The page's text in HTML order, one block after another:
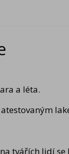
a léta.
tvářích lidí se